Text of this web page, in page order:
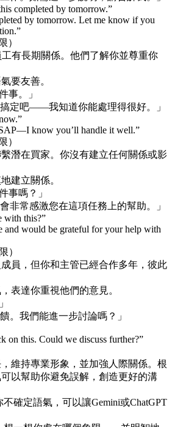
completed by tomorrow.”
by tomorrow. Let me know if you
）
有長期關係。他們了解你並尊重你
要友善。
事。」
定吧——我知道你能處理得很好。」
know you’ll handle it well.”
）
潛在買家。你沒有建立任何關係或影
建立關係。
事嗎？」
非常感激您在這項任務上的幫助。」
with this?”
and would be grateful for your help with
）
員，但你和主管已經合作多年，彼此
表達你重視他們的意見。
。我們能進一步討論嗎？」
on this. Could we discuss further?”
維持專業形象，並加強人際關係。根
以幫助你避免誤解，創造更好的溝
確定語氣，可以讓Gemini或ChatGPT